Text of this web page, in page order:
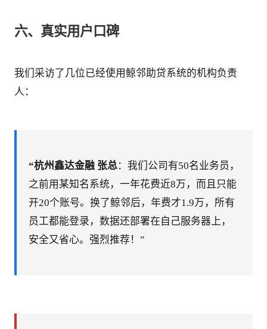
六、真实用户口碑
我们采访了几位已经使用鲸邻助贷系统的机构负责
人：
“杭州鑫达金融 张总：我们公司有50名业务员，
之前用某知名系统，一年花费近8万，而且只能
开20个账号。换了鲸邻后，年费才1.9万，所有
员工都能登录，数据还部署在自己服务器上，
安全又省心。强烈推荐！”